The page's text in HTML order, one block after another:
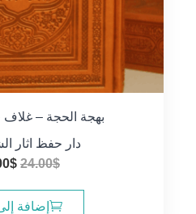
بهجة الحجة –
دار حفظ اثار
24.00$
هو:
$
إضافة